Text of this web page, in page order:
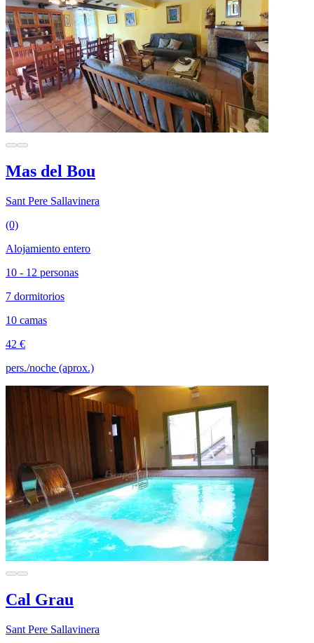
Mas del Bou
Sant Pere Sallavinera
(0)
Alojamiento entero
10 - 12 personas
7 dormitorios
10 camas
42 €
pers./noche (aprox.)
Cal Grau
Sant Pere Sallavinera